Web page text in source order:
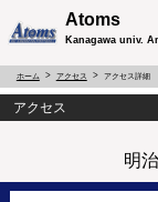
Atoms
Kanagawa univ.
ホーム アクセス アクセス詳細
アクセス
明